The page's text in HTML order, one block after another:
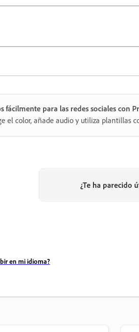
fácilmente para las redes sociales con
el color, añade audio y utiliza plantillas
¿Te ha parecido
en mi idioma?